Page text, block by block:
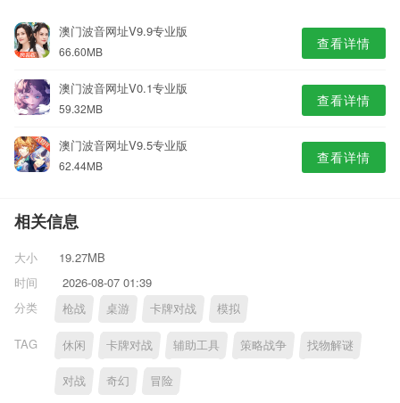
澳门波音网址V9.9专业版
66.60MB 查看详情
澳门波音网址V0.1专业版
59.32MB 查看详情
澳门波音网址V9.5专业版
62.44MB 查看详情
相关信息
大小
19.27MB
时间
2026-08-07 01:39
分类
枪战 桌游 卡牌对战 模拟
TAG 休闲 卡牌对战 辅助工具 策略战争 找物解谜
对战 奇幻 冒险